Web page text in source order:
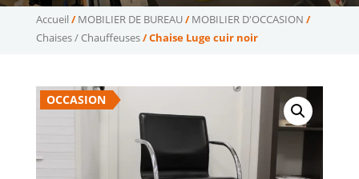
Accueil /MOBILIER DE BUREAU/MOBILIER D'OCCASION /
Chaises / Chauffeuses/ Chaise Luge cuir noir
OCCASION